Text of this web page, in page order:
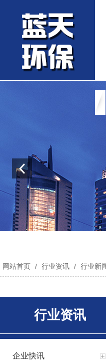
网站首页 / 行业资讯 / 行业新
行业资讯
企业快讯